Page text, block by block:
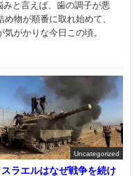
みと言えば、歯の調子が悪
物が順番に取れ始めて、
がかりな今日この頃。
Uncategorized
スラエルはなぜ戦争を続け